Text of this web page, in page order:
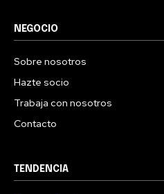
NEGOCIO
Sobre nosotros
Hazte socio
Trabaja con nosotros
Contacto
TENDENCIA